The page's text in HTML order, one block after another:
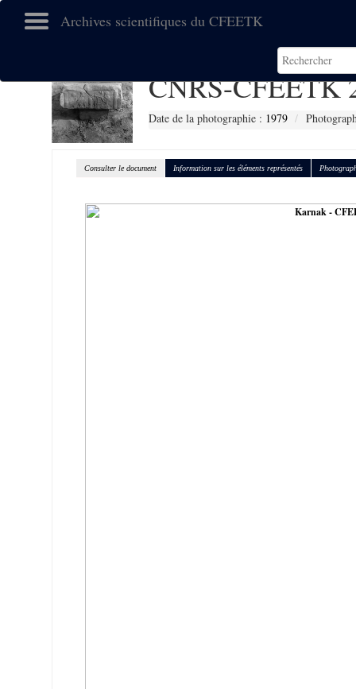
Archives scientifiques du CFEETK
CNRS-CFEETK
Date de la photographie : 1979
Consulter le document Information sur les éléments représentés